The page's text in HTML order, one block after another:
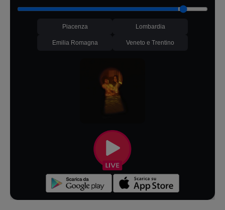
Piacenza Lombardia
Emilia Romagna Veneto e Trentino